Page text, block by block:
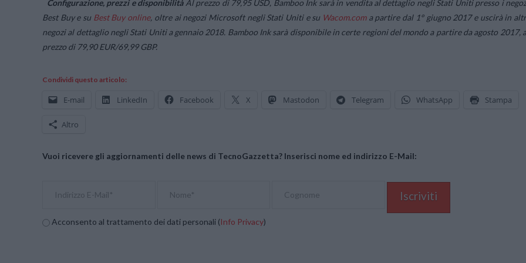
Configurazione, prezzi e disponibilità Al prezzo di 79,95 USD, Bamboo Ink sarà in vendita al dettaglio negli Stati Uniti presso i
Best Buy e su Best Buy online, oltre ai negozi Microsoft negli Stati Uniti e su Wacom.coma partire dal 1° giugno 2017 e uscirà in
negozi al dettaglio negli Stati Uniti a gennaio 2018. Bamboo Ink sarà disponibile in certe regioni del mondo a partire da agosto 2017,
prezzo di 79,90 EUR/69,99 GBP.
Condividi questo articolo:
E-mail LinkedIn Facebook X Mastodon Telegram WhatsApp Stampa
Altro
Vuoi ricevere gli aggiornamenti delle news di TecnoGazzetta? Inserisci nome ed indirizzo E-Mail:
Acconsento al trattamento dei dati personali (Info Privacy)